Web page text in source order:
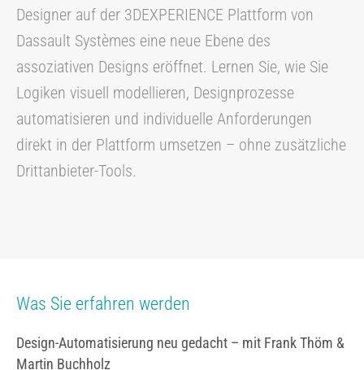
Designer auf der 3DEXPERIENCE Plattform von
Dassault Systèmes eine neue Ebene des
assoziativen Designs eröffnet. Lernen Sie, wie Sie
Logiken visuell modellieren, Designprozesse
automatisieren und individuelle Anforderungen
direkt in der Plattform umsetzen – ohne zusätzliche
Drittanbieter-Tools.
Was Sie erfahren werden
Design-Automatisierung neu gedacht – mit Frank Thöm &
Martin Buchholz